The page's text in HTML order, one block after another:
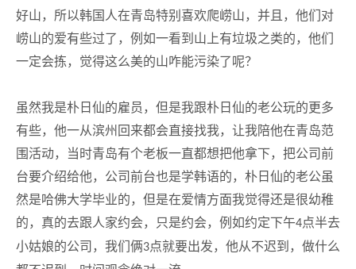
好山，所以韩国人在青岛特别喜欢爬崂山，并且，他们对
崂山的爱有些过了，例如一看到山上有垃圾之类的，他们
一定会拣，觉得这么美的山咋能污染了呢？
虽然我是朴日仙的雇员，但是我跟朴日仙的老公玩的更多
有些，他一从滨州回来都会直接找我，让我陪他在青岛范
围活动，当时青岛有个老板一直都想把他拿下，把公司前
台要介绍给他，公司前台也是学韩语的，朴日仙的老公虽
然是哈佛大学毕业的，但是在爱情方面我觉得还是很幼稚
的，真的去跟人家约会，只是约会，例如约定下午4点半去
小姑娘的公司，我们俩3点就要出发，他从不迟到，做什么